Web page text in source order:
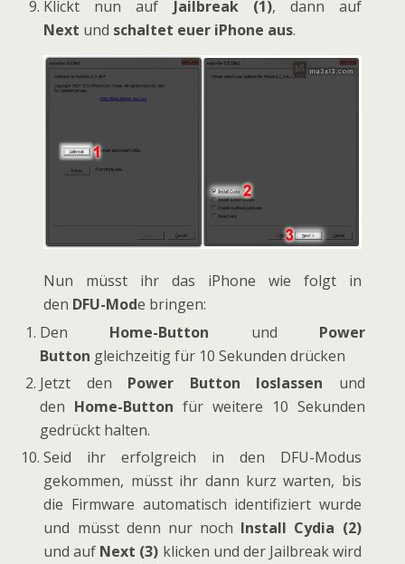
Klickt nun auf Jailbreak (1), dann auf
Next und schaltet euer iPhone aus.
Nun müsst ihr das iPhone wie folgt in
den DFU-Mode bringen:
Den Home-Button und Power
Button gleichzeitig für 10 Sekunden drücken
Jetzt den Power Button loslassen und
den Home-Button für weitere 10 Sekunden
gedrückt halten.
Seid ihr erfolgreich in den DFU-Modus
gekommen, müsst ihr dann kurz warten, bis
die Firmware automatisch identifiziert wurde
und müsst denn nur noch Install Cydia (2)
und auf Next (3) klicken und der Jailbreak wird